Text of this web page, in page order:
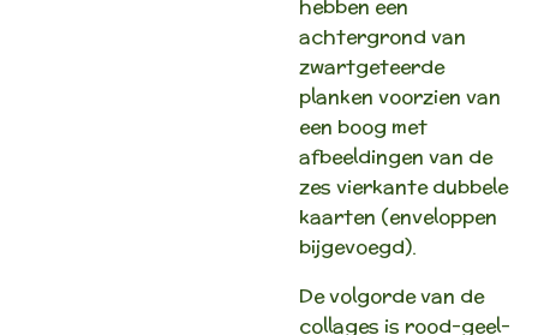
hebben een
achtergrond van
zwartgeteerde
planken voorzien van
een boog met
afbeeldingen van de
zes vierkante dubbele
kaarten (enveloppen
bijgevoegd).
De volgorde van de
collages is rood-geel-